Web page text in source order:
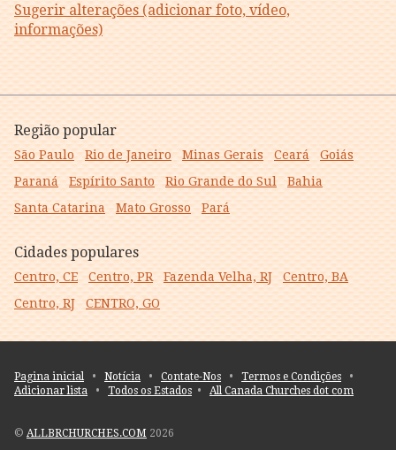
Sugerir alterações (adicionar foto, vídeo,
informações)
Região popular
São Paulo Rio de Janeiro Minas Gerais Ceará
Goiás
Paraná
Espírito Santo Rio Grande do Sul
Bahia
Santa Catarina
Mato Grosso Pará
Cidades populares
Centro, CE Centro, PR Fazenda Velha, RJ
Centro, BA
Centro, RJ
CENTRO, GO
Pagina inicial • Notícia • Contate-Nos • Termos e Condições •
Adicionar lista • Todos os Estados • All Canada Churches dot com
© ALLBRCHURCHES.COM 2026